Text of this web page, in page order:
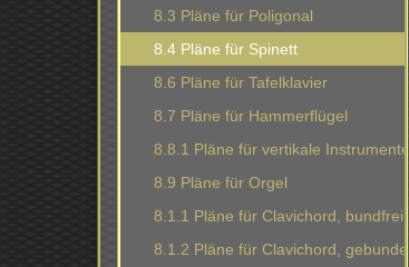
8.3 Pläne für Poligonal
8.4 Pläne für Spinett
8.6 Pläne für Tafelklavier
8.7 Pläne für Hammerflügel
8.8.1 Pläne für vertikale Instrumente
8.9 Pläne für Orgel
8.1.1 Pläne für Clavichord, bundfrei
8.1.2 Pläne für Clavichord, gebunden